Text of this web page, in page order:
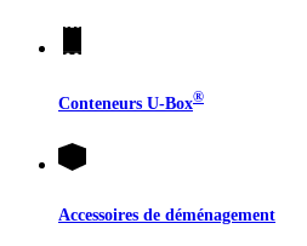
Conteneurs U-Box®
Accessoires de déménagement